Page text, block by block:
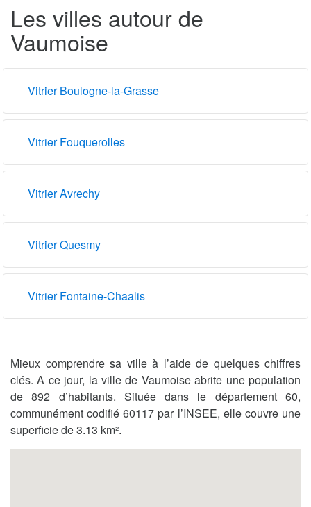
Les villes autour de
Vaumoise
Vitrier Boulogne-la-Grasse
Vitrier Fouquerolles
Vitrier Avrechy
Vitrier Quesmy
Vitrier Fontaine-Chaalis
Mieux comprendre sa ville à l’aide de quelques chiffres
clés. A ce jour, la ville de Vaumoise abrite une population
de 892 d’habitants. Située dans le département 60,
communément codifié 60117 par l’INSEE, elle couvre une
superficie de 3.13 km².